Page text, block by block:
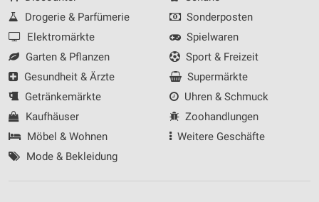
Drogerie & Parfümerie
Elektromärkte
Garten & Pflanzen
Gesundheit & Ärzte
Getränkemärkte
Kaufhäuser
Möbel & Wohnen
Mode & Bekleidung
Sonderposten
Spielwaren
Sport & Freizeit
Supermärkte
Uhren & Schmuck
Zoohandlungen
Weitere Geschäfte